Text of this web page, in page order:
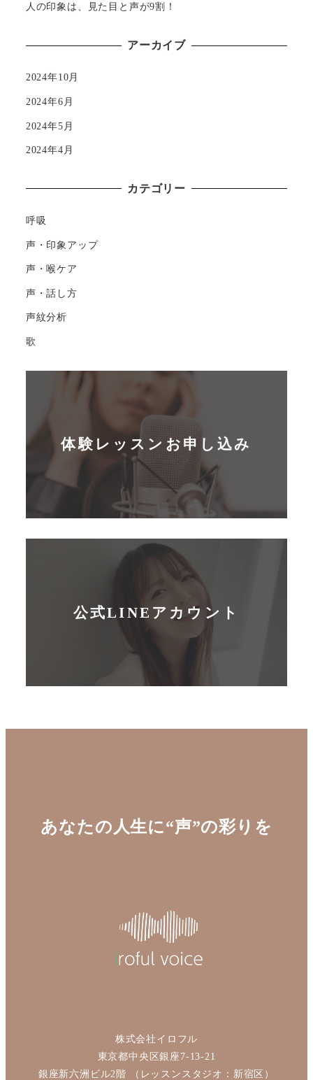
人の印象は、見た目と声が9割！
アーカイブ
2024年10月
2024年6月
2024年5月
2024年4月
カテゴリー
呼吸
声・印象アップ
声・喉ケア
声・話し方
声紋分析
歌
体験レッスンお申し込み
公式LINEアカウント
あなたの人生に“声”の彩りを
株式会社イロフル
東京都中央区銀座7-13-21
銀座新六洲ビル2階 （レッスンスタジオ：新宿区）